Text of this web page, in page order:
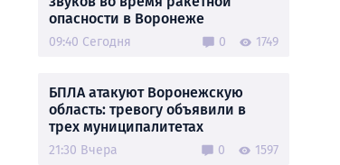
опасности в Воронеже
09:40 Сегодня 0 1749
БПЛА атакуют Воронежскую
область: тревогу объявили в
трех муниципалитетах
21:30 Вчера 0 1597